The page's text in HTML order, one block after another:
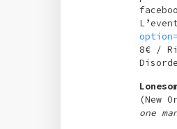
8€ /
(New
one